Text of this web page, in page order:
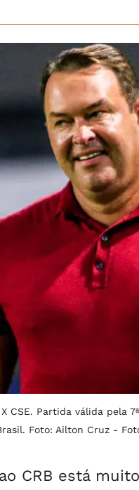
CSE. Partida válida pela
Foto: Ailton Cruz -
CRB está